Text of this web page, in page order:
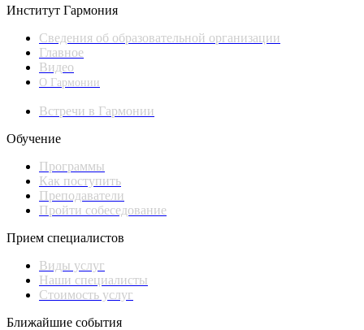
Институт Гармония
Сведения об образовательной организации
Главное
Видео
О Гармонии
Встречи в Гармонии
Обучение
Программы
Как поступить
Преподаватели
Пройти собеседование
Прием специалистов
Виды услуг
Наши специалисты
Стоимость услуг
Ближайшие события